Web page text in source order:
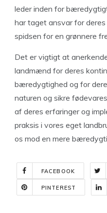
leder inden for
har taget ansvar for
spidsen for en grønnere
Det er vigtigt at
landmænd for deres
bæredygtighed og for
naturen og sikre
af deres erfaringer og
praksis i vores eget
os mod en mere
FACEBOOK
PINTEREST